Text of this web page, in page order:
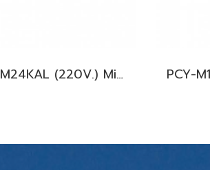
PCY-M24KAL (220V.) Mitsubishi Electric Mr.Slim รุ่นแขวนใต้ฝ้า INVERTER น้ำยา R32 พร้อมบริการติดตั้ง